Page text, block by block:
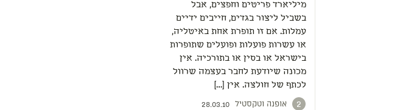
מיליארד פריטים וחפצים, אבל
בשביל ליצור בגדים, חייבים ידיים
עמלות. אם זו תופרת אחת באיטליה,
או עשרות פועלות ופועלים שתופרות
בישראל או בסין או בתורכיה. אין
מכונה שיודעת לחבר בעצמה שרוול
לכתף של חולצה. אין […]
2 אופנה וטקסטיל 28.03.10